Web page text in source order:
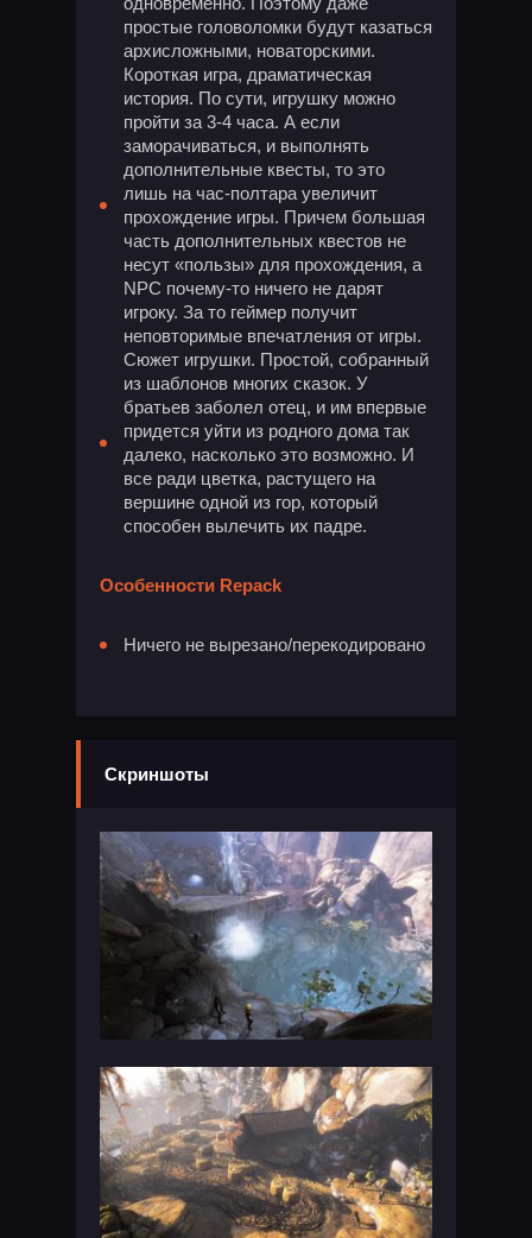
простые головоломки будут казаться
архисложными, новаторскими.
Короткая игра, драматическая
история. По сути, игрушку можно
пройти за 3-4 часа. А если
заморачиваться, и выполнять
дополнительные квесты, то это
лишь на час-полтара увеличит
прохождение игры. Причем большая
часть дополнительных квестов не
несут «пользы» для прохождения, а
NPC почему-то ничего не дарят
игроку. За то геймер получит
неповторимые впечатления от игры.
Сюжет игрушки. Простой, собранный
из шаблонов многих сказок. У
братьев заболел отец, и им впервые
придется уйти из родного дома так
далеко, насколько это возможно. И
все ради цветка, растущего на
вершине одной из гор, который
способен вылечить их падре.
Особенности Repack
Ничего не вырезано/перекодировано
Скриншоты